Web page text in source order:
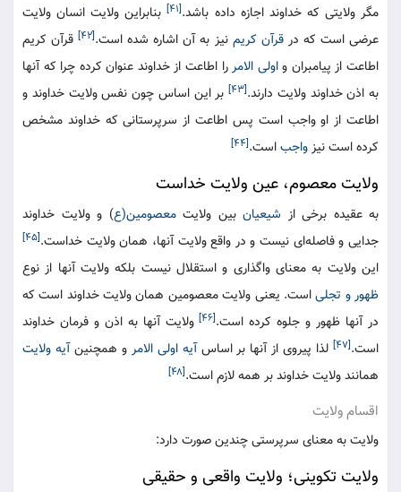
مگر ولایتی که خداوند اجازه داده باشد.[۴۱]
بنابراین ولایت انسان ولایت
عرضی است که درقرآن کریم نیز به آن اشاره شده است.[۴۲]
قرآن کریم
اطاعت از پیامبران واولی الامررا اطاعت از خداوند عنوان کرده چرا که آنها
به اذن خداوند ولایت دارند.[۴۳]
بر این اساس چون نفس ولایت خداوند و
اطاعت از او واجب است پس اطاعت از سرپرستانی که خداوند مشخص
کرده است نیزواجباست.[۴۴]
ولایت معصوم، عین ولایت خداست
به عقیده برخی از شیعیان بین ولایتمعصومین(ع) و ولایت خداوند
جدایی و فاصله‌ای نیست و در واقع ولایت آنها، همان ولایت خداست.[۴۵]
این ولایت به معنای واگذاری و استقلال نیست بلکه ولایت آنها از نوع
ظهور و تجلیاست. یعنی ولایت معصومین همان ولایت خداوند است که
در آنها ظهور و جلوه کرده است.[۴۶]
ولایت آنها به اذن و فرمان خداوند
است.[۴۷] لذا پیروی از آنها بر اساسآیه اولی الامر و همچنینآیه ولایت
همانند ولایت خداوند بر همه لازم است.[۴۸]
اقسام ولایت
ولایت به معنای سرپرستی چندین صورت دارد:
ولایت تکوینی؛ ولایت واقعی و حقیقی